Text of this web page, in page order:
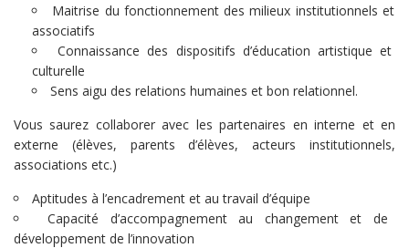
Maitrise du fonctionnement des milieux institutionnels et
associatifs
Connaissance des dispositifs d’éducation artistique et
culturelle
Sens aigu des relations humaines et bon relationnel.
Vous saurez collaborer avec les partenaires en interne et en
externe (élèves, parents d’élèves, acteurs institutionnels,
associations etc.)
Aptitudes à l’encadrement et au travail d’équipe
Capacité d’accompagnement au changement et de
développement de l’innovation